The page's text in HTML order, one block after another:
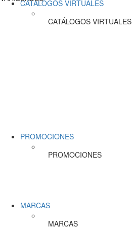
CATÁLOGOS VIRTUALES
CATÁLOGOS VIRTUALES
PROMOCIONES
PROMOCIONES
MARCAS
MARCAS